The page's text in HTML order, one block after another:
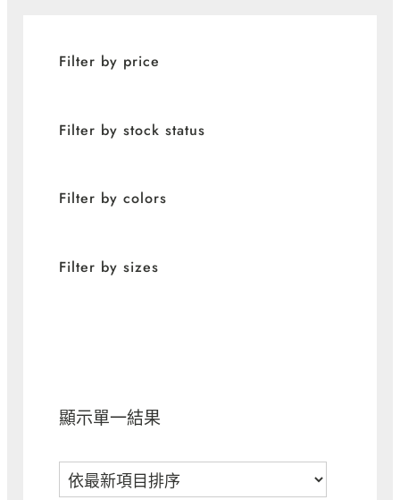
Filter by price
Filter by stock status
Filter by colors
Filter by sizes
顯示單一結果